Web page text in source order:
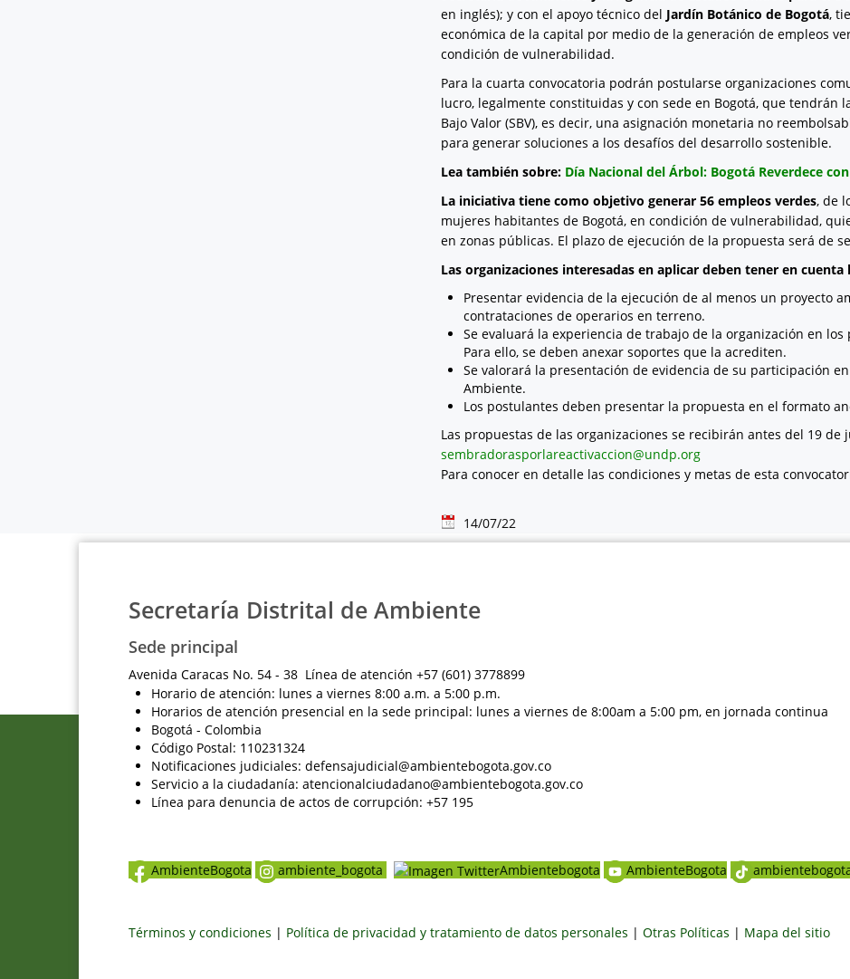
en inglés); y con el apoyo técnico del Jardín Botánico de Bogotá,
económica de la capital por medio de la generación de empleos
condición de vulnerabilidad.
Para la cuarta convocatoria podrán postularse organizaciones
lucro, legalmente constituidas y con sede en Bogotá, que
Bajo Valor (SBV), es decir, una asignación monetaria no
para generar soluciones a los desafíos del desarrollo sostenible.
Lea también sobre: Día Nacional del Árbol: Bogotá Reverdece
La iniciativa tiene como objetivo generar 56 empleos verdes, de
mujeres habitantes de Bogotá, en condición de vulnerabilidad,
en zonas públicas. El plazo de ejecución de la propuesta será de
Las organizaciones interesadas en aplicar deben tener en
Presentar evidencia de la ejecución de al menos un proyecto
contrataciones de operarios en terreno.
Se evaluará la experiencia de trabajo de la organización en
Para ello, se deben anexar soportes que la acrediten.
Se valorará la presentación de evidencia de su participación
Ambiente.
Los postulantes deben presentar la propuesta en el formato
Las propuestas de las organizaciones se recibirán antes del 19
sembradorasporlareactivaccion@undp.org
Para conocer en detalle las condiciones y metas de esta
14/07/22
Secretaría Distrital de Ambiente
Sede principal
Avenida Caracas No. 54 - 38 Línea de atención +57 (601) 3778899
Horario de atención: lunes a viernes 8:00 a.m. a 5:00 p.m.
Horarios de atención presencial en la sede principal: lunes a viernes de 8:00am a 5:00 pm, en jornada continua
Bogotá - Colombia
Código Postal: 110231324
Notificaciones judiciales: defensajudicial@ambientebogota.gov.co
Servicio a la ciudadanía: atencionalciudadano@ambientebogota.gov.co
Línea para denuncia de actos de corrupción: +57 195
AmbienteBogota ambiente_bogota Ambientebogota AmbienteBogota
Términos y condiciones | Política de privacidad y tratamiento de datos personales | Otras Políticas | Mapa del sitio